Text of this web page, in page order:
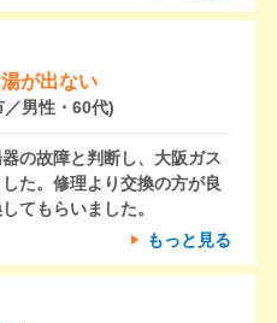
が出ない
男性・60代)
の故障と判断し、大阪ガス
た。修理より交換の方が良
てもらいました。
もっと見る